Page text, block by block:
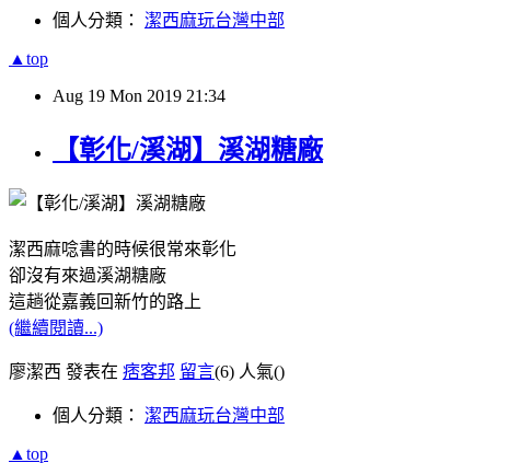
個人分類： 潔西麻玩台灣中部
▲top
Aug 19 Mon 2019 21:34
【彰化/溪湖】溪湖糖廠
潔西麻唸書的時候很常來彰化
卻沒有來過溪湖糖廠
這趟從嘉義回新竹的路上
(繼續閱讀...)
廖潔西 發表在 痞客邦 留言(6) 人氣()
個人分類： 潔西麻玩台灣中部
▲top